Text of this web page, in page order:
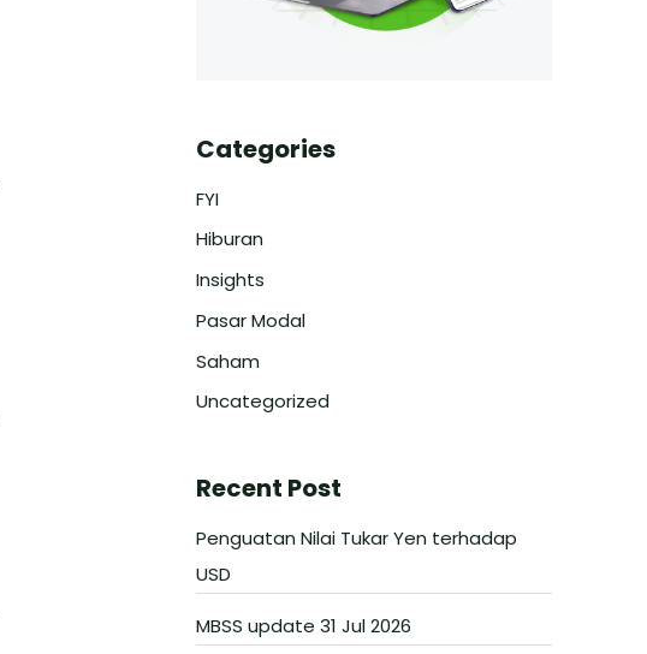
Categories
FYI
Hiburan
Insights
Pasar Modal
Saham
Uncategorized
Recent Post
Penguatan Nilai Tukar Yen terhadap
USD
MBSS update 31 Jul 2026